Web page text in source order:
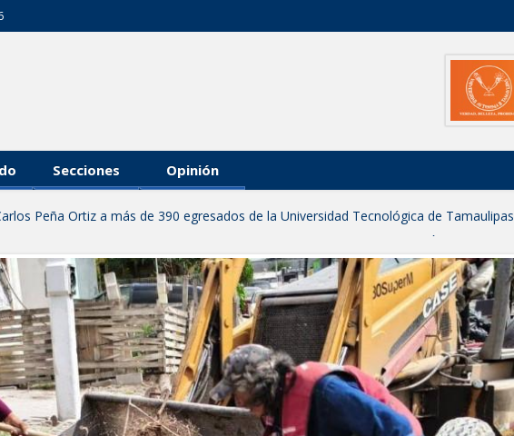
Secciones Opinión
Peña Ortiz a más de 390 egresados de la Universidad Tecnológica de Tamaulipas
UN MEJOR SERVICIO DE AGUA POTABLE
Tamaulipas trámite de credencial y placas de circulación para personas con
LILIA CANTUROSAS CONSOLIDA A NUEVO LAREDO COMO REFERENTE DE ENERGÍA
TAMAULIPAS
Carlos Peña Ortiz respuesta inmediata de servicios municipales ante tormenta
del Estado y ganaderos consolidan proyecto “Carne Tam
MUNICIPAL INVITA A CAMPAÑA DE TAMIZAJE AUDITIVO GRATUITO PARA RECIÉN
EN CLÍNICA UNE NUEVA ERA
Carlos Peña Ortiz apoyos de "Mamá Luchona", acompañado por la Senadora Maki
Domínguez